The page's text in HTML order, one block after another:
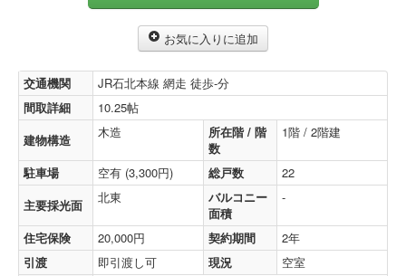
お気に入りに追加
交通機関
JR石北本線 網走 徒歩-分
間取詳細
10.25帖
建物構造
木造
所在階 / 階
数
1階 / 2階建
駐車場 空有 (3,300円) 総戸数
22
主要採光面
北東
バルコニー
面積
-
住宅保険 20,000円 契約期間
2年
引渡
即引渡し可 現況 空室